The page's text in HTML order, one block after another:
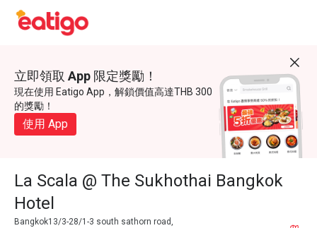
立即領取 App 限定獎勵！
現在使用 Eatigo App，解鎖價值高達THB 300
的獎勵！
使用 App
La Scala @ The Sukhothai Bangkok
Hotel
Bangkok13/3-28/1-3 south sathorn road,